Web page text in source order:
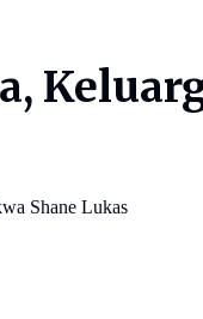
Shane Lukas